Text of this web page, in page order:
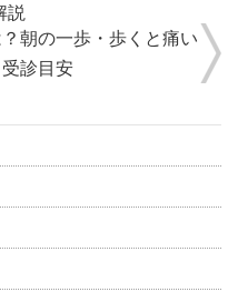
説
朝の一歩・歩くと痛い
診目安